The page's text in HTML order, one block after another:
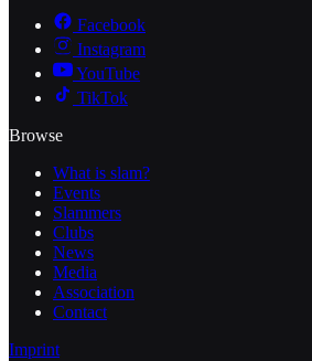
Facebook
Instagram
YouTube
TikTok
Browse
What is slam?
Events
Slammers
Clubs
News
Media
Association
Contact
Imprint